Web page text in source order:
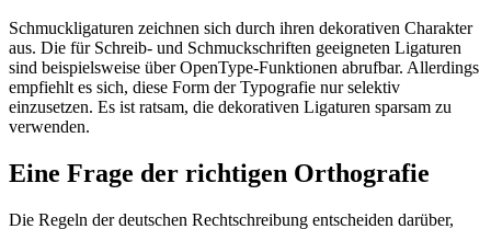
Schmuckligaturen zeichnen sich durch ihren dekorativen Charakter
aus. Die für Schreib- und Schmuckschriften geeigneten Ligaturen
sind beispielsweise über OpenType-Funktionen abrufbar. Allerdings
empfiehlt es sich, diese Form der Typografie nur selektiv
einzusetzen. Es ist ratsam, die dekorativen Ligaturen sparsam zu
verwenden.
Eine Frage der richtigen Orthografie
Die Regeln der deutschen Rechtschreibung entscheiden darüber,